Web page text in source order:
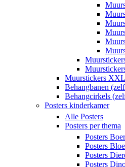
Muurstickers XXL
Behangbanen
Behangcirkels
Posters kinderkamer
Alle Posters
Posters per thema
Posters
Posters
Posters
Posters